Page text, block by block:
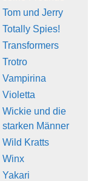
Tom und Jerry
Totally Spies!
Transformers
Trotro
Vampirina
Violetta
Wickie und die
starken Männer
Wild Kratts
Winx
Yakari